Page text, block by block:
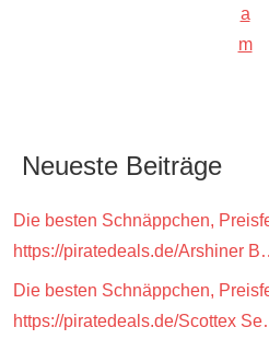
a
m
Neueste Beiträge
Die besten Schnäppchen,
https://piratedeals.de/Arshiner
Die besten Schnäppchen,
https://piratedeals.de/Scottex